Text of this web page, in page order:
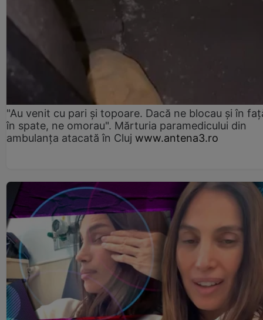
"Au venit cu pari și topoare. Dacă ne blocau şi în
în spate, ne omorau". Mărturia paramedicului din
ambulanţa atacată în Cluj www.antena3.ro